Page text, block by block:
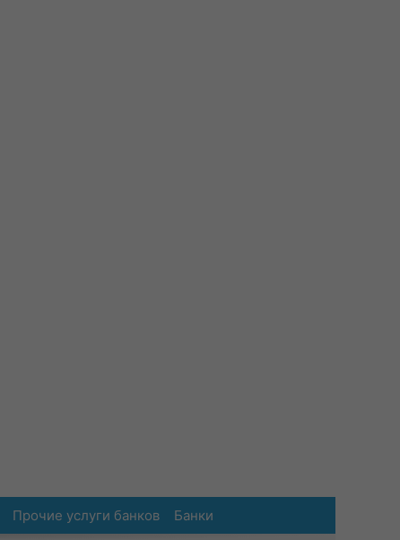
Прочие услуги банков Банки